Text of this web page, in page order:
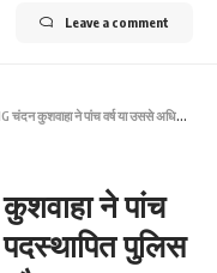
Leave a comment
वर्ष या उससे अधिक समय से पदस्थापित पुलिस कर्मियों का बड़ा तबादला किया है।
ने पांच
पुलिस